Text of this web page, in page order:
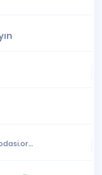
www.istanbuleczaciodasi.org.tr